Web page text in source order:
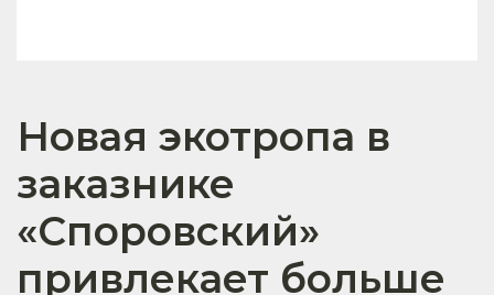
Новая экотропа в
заказнике
«Споровский»
привлекает больше